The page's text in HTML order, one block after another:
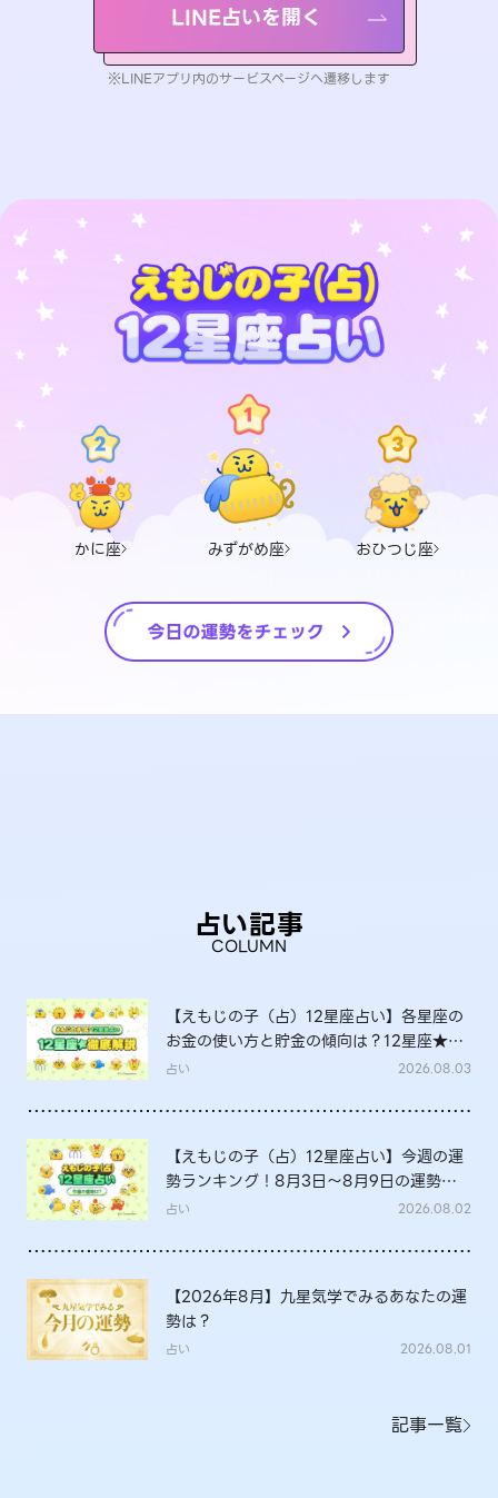
LINE占いを開く
※LINEアプリ内のサービスページへ遷移します
かに座 みずがめ座 おひつじ座
占い記事
COLUMN
【えもじの子（占）12星座占い】各星座の
お金の使い方と貯金の傾向は？12星座★徹
底解説
占い 2026.08.03
【えもじの子（占）12星座占い】今週の運
勢ランキング！8月3日～8月9日の運勢
は？
占い 2026.08.02
【2026年8月】九星気学でみるあなたの運
勢は？
占い 2026.08.01
記事一覧